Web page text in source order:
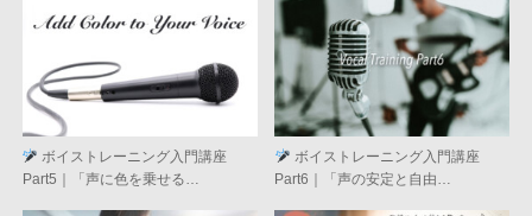
ボイストレーニング入門講座
Part5｜「声に色を乗せる…
ボイストレーニング入門講座
Part6｜「声の安定と自由…